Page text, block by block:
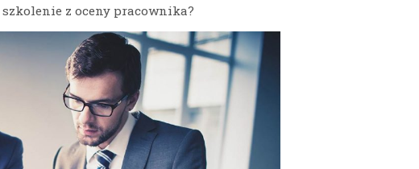
z oceny pracownika?